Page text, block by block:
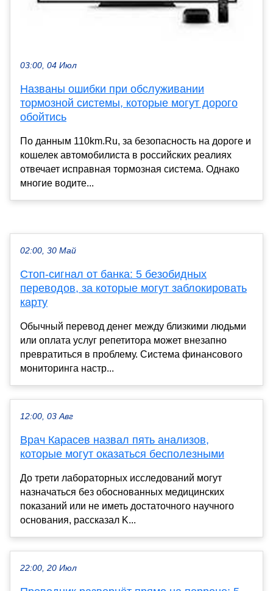
03:00, 04 Июл
Названы ошибки при обслуживании
тормозной системы, которые могут дорого
обойтись
По данным 110km.Ru, за безопасность на дороге и
кошелек автомобилиста в российских реалиях
отвечает исправная тормозная система. Однако
многие водите...
02:00, 30 Май
Стоп-сигнал от банка: 5 безобидных
переводов, за которые могут заблокировать
карту
Обычный перевод денег между близкими людьми
или оплата услуг репетитора может внезапно
превратиться в проблему. Система финансового
мониторинга настр...
12:00, 03 Авг
Врач Карасев назвал пять анализов,
которые могут оказаться бесполезными
До трети лабораторных исследований могут
назначаться без обоснованных медицинских
показаний или не иметь достаточного научного
основания, рассказал K...
22:00, 20 Июл